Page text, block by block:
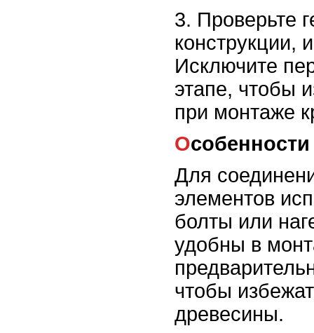
3. Проверьте
конструкции,
Исключите
этапе, чтобы
при монтаже
Для
элементов
болты или
удобны в
чтобы
древесины.